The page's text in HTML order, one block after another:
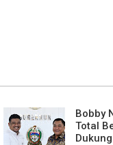
Bobby
Total